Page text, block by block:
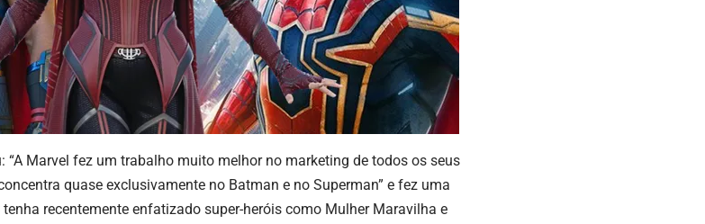
“A Marvel fez um trabalho muito melhor no marketing de todos os seus
quase exclusivamente no Batman e no Superman” e fez uma
recentemente enfatizado super-heróis como Mulher Maravilha e